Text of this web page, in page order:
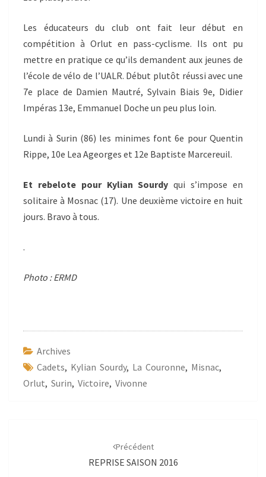
Les éducateurs du club ont fait leur début en
compétition à Orlut en pass-cyclisme. Ils ont pu
mettre en pratique ce qu’ils demandent aux jeunes de
l’école de vélo de l’UALR. Début plutôt réussi avec une
7e place de Damien Mautré, Sylvain Biais 9e, Didier
Impéras 13e, Emmanuel Doche un peu plus loin.
Lundi à Surin (86) les minimes font 6e pour Quentin
Rippe, 10e Lea Ageorges et 12e Baptiste Marcereuil.
Et rebelote pour Kylian Sourdy qui s’impose en
solitaire à Mosnac (17). Une deuxième victoire en huit
jours. Bravo à tous.
.
Photo : ERMD
Archives
Cadets, Kylian Sourdy, La Couronne, Misnac,
Orlut, Surin, Victoire, Vivonne
Précédent
REPRISE SAISON 2016